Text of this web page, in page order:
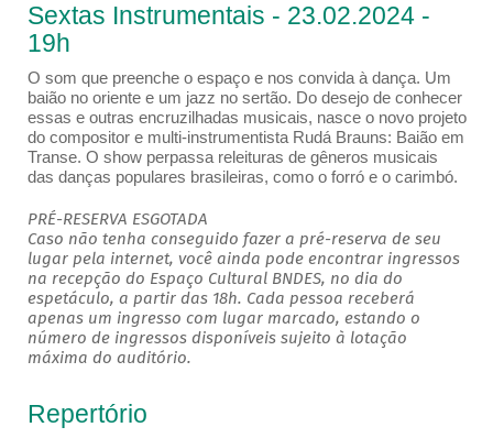
Sextas Instrumentais - 23.02.2024 -
19h
O som que preenche o espaço e nos convida à dança. Um
baião no oriente e um jazz no sertão. Do desejo de conhecer
essas e outras encruzilhadas musicais, nasce o novo projeto
do compositor e multi-instrumentista Rudá Brauns: Baião em
Transe. O show perpassa releituras de gêneros musicais
das danças populares brasileiras, como o forró e o carimbó.
PRÉ-RESERVA ESGOTADA
Caso não tenha conseguido fazer a pré-reserva de seu
lugar pela internet, você ainda pode encontrar ingressos
na recepção do Espaço Cultural BNDES, no dia do
espetáculo, a partir das 18h. Cada pessoa receberá
apenas um ingresso com lugar marcado, estando o
número de ingressos disponíveis sujeito à lotação
máxima do auditório.
Repertório